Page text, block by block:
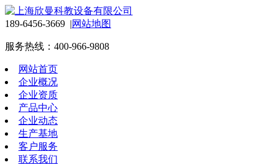
189-6456-3669 |网站地图
服务热线：400-966-9808
网站首页
企业概况
企业资质
产品中心
企业动态
生产基地
客户服务
联系我们